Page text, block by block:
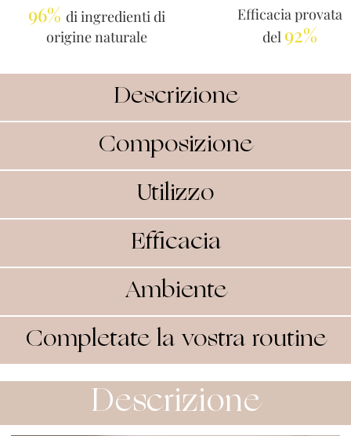
96% di ingredienti di
origine naturale
Efficacia provata
del 92%
Descrizione
Composizione
Utilizzo
Efficacia
Ambiente
Completate la vostra routine
Descrizione